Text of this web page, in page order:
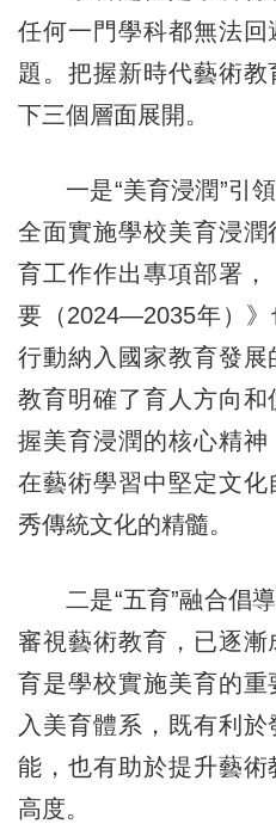
任何一門學科都無法
題。把握新時代藝術
下三個層面展開。
一是“美育浸潤”引領
全面實施學校美育浸
育工作作出專項部署
要（2024—2035年）
行動納入國家教育發
教育明確了育人方向
握美育浸潤的核心精
在藝術學習中堅定文
秀傳統文化的精髓。
二是“五育”融合倡導
審視藝術教育，已逐
育是學校實施美育的
入美育體系，既有利
能，也有助於提升藝
高度。